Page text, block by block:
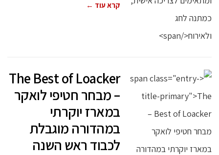
קרא עוד ←
The Best of Loacker
– מבחר חטיפי לואקר
במארז יוקרתי
במהדורה מוגבלת
לכבוד ראש השנה